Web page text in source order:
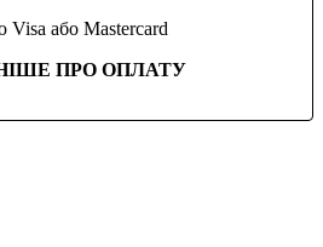
Visa або Mastercard
ПРО ОПЛАТУ